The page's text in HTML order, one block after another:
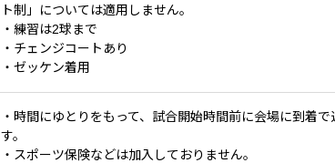
ト制」については適用しません。
・練習は2球まで
・チェンジコートあり
・ゼッケン着用
・時間にゆとりをもって、試合開始時間前に会場に到着
す。
・スポーツ保険などは加入しておりません。